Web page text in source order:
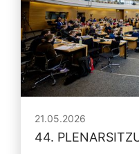
21.05.2026
44.